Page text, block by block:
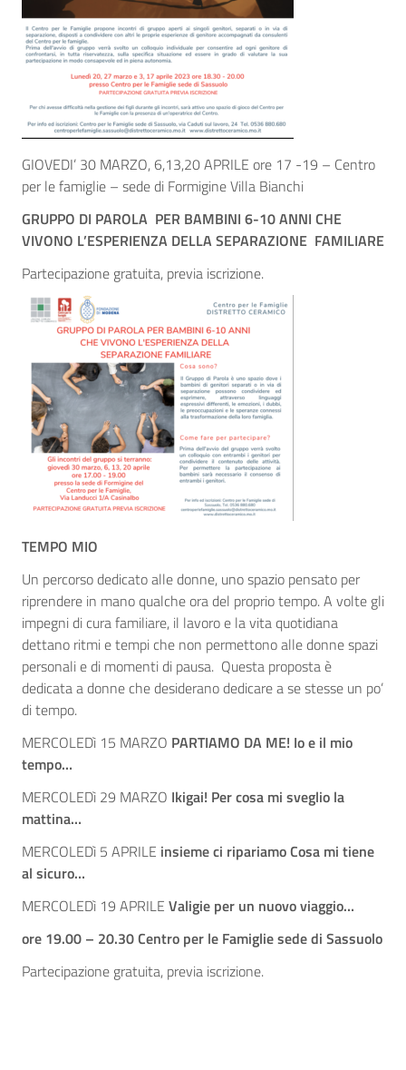
GIOVEDI’ 30 MARZO, 6,13,20 APRILE ore 17 -19 – Centro
per le famiglie – sede di Formigine Villa Bianchi
GRUPPO DI PAROLA PER BAMBINI 6-10 ANNI CHE
VIVONO L’ESPERIENZA DELLA SEPARAZIONE FAMILIARE
Partecipazione gratuita, previa iscrizione.
TEMPO MIO
Un percorso dedicato alle donne, uno spazio pensato per
riprendere in mano qualche ora del proprio tempo. A volte gli
impegni di cura familiare, il lavoro e la vita quotidiana
dettano ritmi e tempi che non permettono alle donne spazi
personali e di momenti di pausa. Questa proposta è
dedicata a donne che desiderano dedicare a se stesse un po’
di tempo.
MERCOLEDì 15 MARZO PARTIAMO DA ME! Io e il mio
tempo…
MERCOLEDì 29 MARZO Ikigai! Per cosa mi sveglio la
mattina…
MERCOLEDì 5 APRILE insieme ci ripariamo Cosa mi tiene
al sicuro…
MERCOLEDì 19 APRILE Valigie per un nuovo viaggio…
ore 19.00 – 20.30 Centro per le Famiglie sede di Sassuolo
Partecipazione gratuita, previa iscrizione.